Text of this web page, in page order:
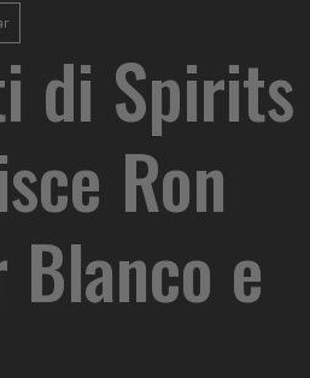
di Spirits
Ron
e